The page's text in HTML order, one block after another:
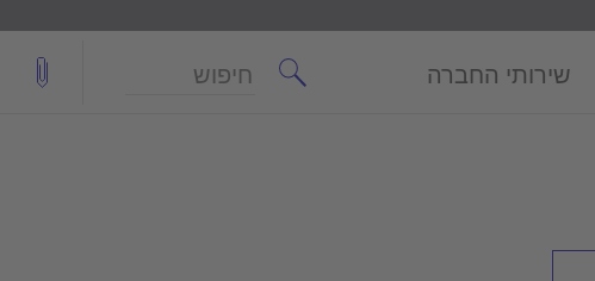
שירותי החברה